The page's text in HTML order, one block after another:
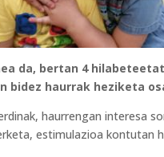
da, bertan 4
haurrak heziketa
haurrengan interesa
estimulazioa kontutan